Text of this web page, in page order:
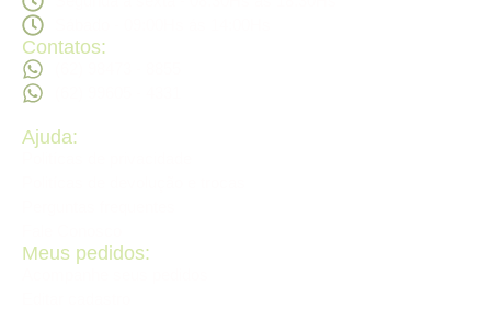
Contatos:
Ajuda:
Meus pedidos: